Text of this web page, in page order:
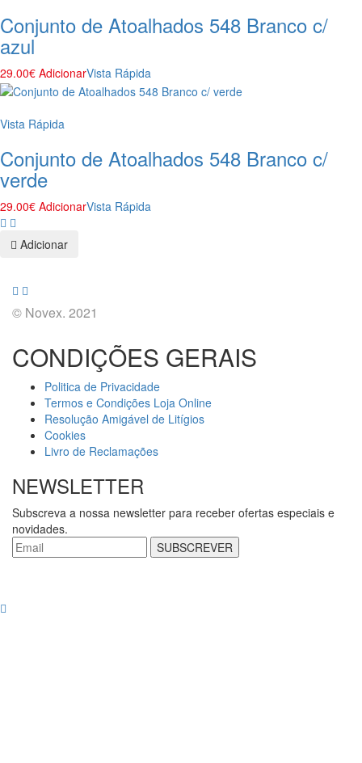
Conjunto de Atoalhados 548 Branco c/
azul
29.00€ AdicionarVista Rápida
Vista Rápida
Conjunto de Atoalhados 548 Branco c/
verde
29.00€ AdicionarVista Rápida
Adicionar
© Novex. 2021
CONDIÇÕES GERAIS
Politica de Privacidade
Termos e Condições Loja Online
Resolução Amigável de Litígios
Cookies
Livro de Reclamações
NEWSLETTER
Subscreva a nossa newsletter para receber ofertas especiais e
novidades.
SUBSCREVER